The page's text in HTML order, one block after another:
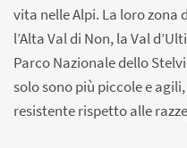
vita nelle Alpi. La loro zona
l’Alta Val di Non, la Val
Parco Nazionale dello
solo sono più piccole e
resistente rispetto alle